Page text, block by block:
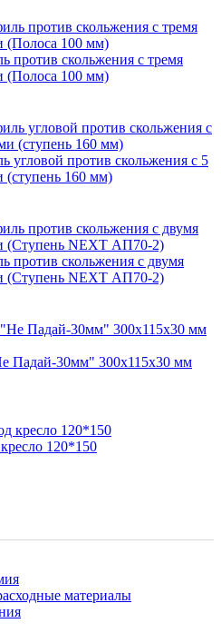
скольжения с тремя
(Полоса 100 мм)
против скольжения с 5
(ступень 160 мм)
скольжения с двумя
(Ступень NEXT АП70-2)
Падай-30мм" 300х115х30 мм
120*150
материалы